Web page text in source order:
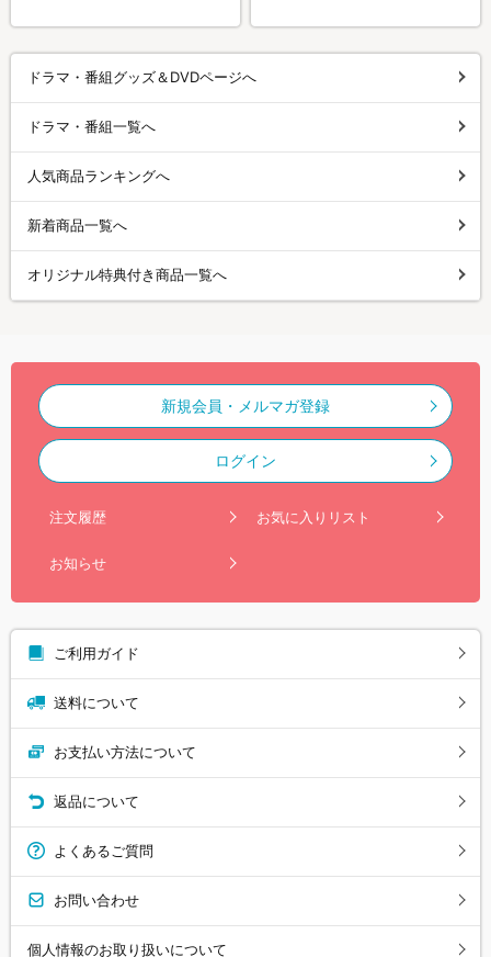
ドラマ・番組グッズ＆DVDページへ
ドラマ・番組一覧へ
人気商品ランキングへ
新着商品一覧へ
オリジナル特典付き商品一覧へ
新規会員・メルマガ登録
ログイン
注文履歴 お気に入りリスト
お知らせ
ご利用ガイド
送料について
お支払い方法について
返品について
よくあるご質問
お問い合わせ
個人情報のお取り扱いについて